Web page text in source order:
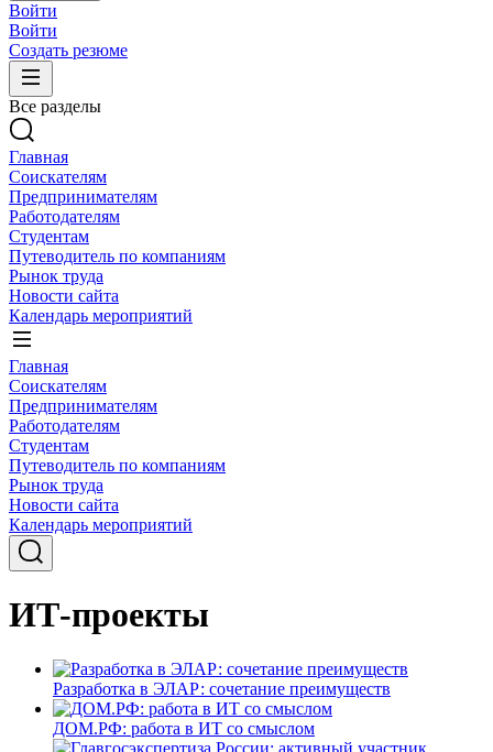
Войти
Войти
Создать резюме
Все разделы
Главная
Соискателям
Предпринимателям
Работодателям
Студентам
Путеводитель по компаниям
Рынок труда
Новости сайта
Календарь мероприятий
Главная
Соискателям
Предпринимателям
Работодателям
Студентам
Путеводитель по компаниям
Рынок труда
Новости сайта
Календарь мероприятий
ИТ-проекты
Разработка в ЭЛАР: сочетание преимуществ
ДОМ.РФ: работа в ИТ со смыслом